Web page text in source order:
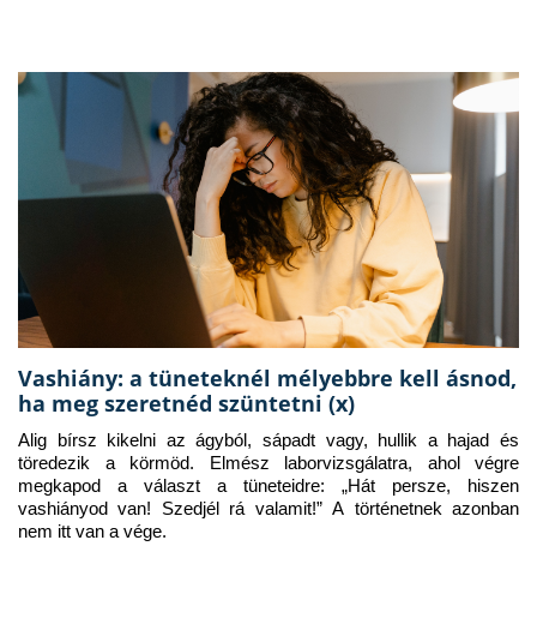
Vashiány: a tüneteknél mélyebbre kell ásnod,
ha meg szeretnéd szüntetni (x)
Alig bírsz kikelni az ágyból, sápadt vagy, hullik a hajad és
töredezik a körmöd. Elmész laborvizsgálatra, ahol végre
megkapod a választ a tüneteidre: „Hát persze, hiszen
vashiányod van! Szedjél rá valamit!” A történetnek azonban
nem itt van a vége.